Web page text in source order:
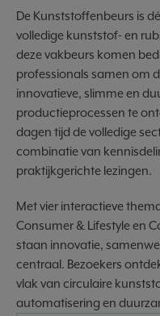
De Kunststoffenbeurs is
volledige kunststof- en
deze vakbeurs komen
professionals samen om
innovatieve, slimme en
productieprocessen te
dagen tijd de volledige
combinatie van
praktijkgerichte lezingen.
Met vier interactieve
Consumer & Lifestyle en
staan innovatie,
centraal. Bezoekers
vlak van circulaire
automatisering en